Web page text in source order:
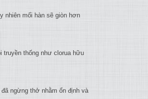
nhiên mối hàn sẽ giòn hơn
truyền thống như clorua hữu
ngừng thở nhằm ổn định và